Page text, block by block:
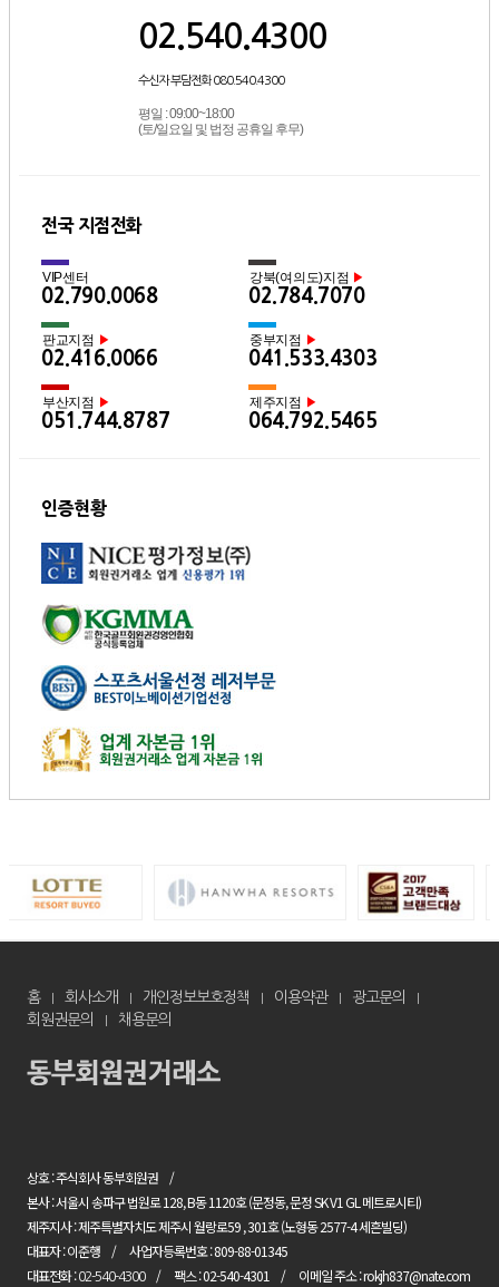
02.540.4300
수신자 부담전화 080.540.4300
평일 : 09:00~18:00
(토/일요일 및 법정 공휴일 후무)
전국 지점전화
VIP센터
02.790.0068
강북(여의도)지점 ▶
02.784.7070
판교지점 ▶
02.416.0066
중부지점 ▶
041.533.4303
부산지점 ▶
051.744.8787
제주지점 ▶
064.792.5465
인증현황
홈 회사소개 개인정보보호정책 이용약관
광고문의
회원권문의
채용문의
상호 : 주식회사 동부회원권
본사 : 서울시 송파구 법원로 128, B동 1120호 (문정동, 문정 SK V1 GL 메트로시티)
제주지사 : 제주특별자치도 제주시 월랑로59 , 301호 (노형동 2577-4 세흔빌딩)
대표자 : 이준행
사업자등록번호 : 809-88-01345
대표전화 :02-540-4300 팩스 : 02-540-4301 이메일 주소 : rokjh837@nate.com